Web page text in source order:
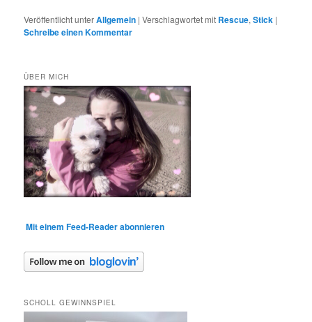
Veröffentlicht unterAllgemein |Verschlagwortet mit Rescue,Stick |
Schreibe einen Kommentar
ÜBER MICH
Mit einem Feed-Reader abonnieren
SCHOLL GEWINNSPIEL